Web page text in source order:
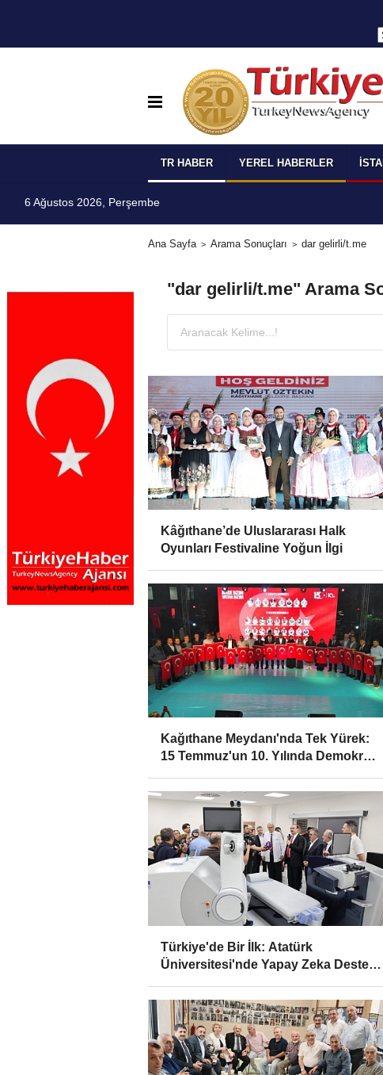
TR HABER YEREL HABERLER
6 Ağustos 2026, Perşembe
Ana Sayfa Arama Sonuçları dar gelirli/t.me
"dar gelirli/t.me" Arama
Kâğıthane’de Uluslararası Halk
Oyunları Festivaline Yoğun İlgi
Kağıthane Meydanı'nda Tek Yürek:
15 Temmuz'un 10. Yılında Demokrasi
Türkiye'de Bir İlk: Atatürk
Üniversitesi'nde Yapay Zeka Destekli